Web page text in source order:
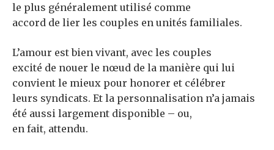
le plus généralement utilisé comme
accord de lier les couples en unités familiales.
L’amour est bien vivant, avec les couples
excité de nouer le nœud de la manière qui lui
convient le mieux pour honorer et célébrer
leurs syndicats. Et la personnalisation n’a jamais
été aussi largement disponible – ou,
en fait, attendu.